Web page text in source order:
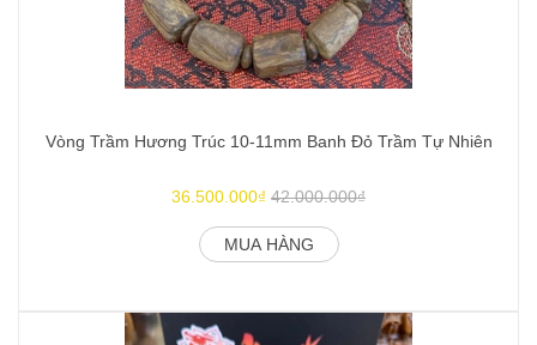
Vòng Trầm Hương Trúc 10-11mm Banh Đỏ Trầm Tự Nhiên
36.500.000₫ 42.000.000₫
MUA HÀNG